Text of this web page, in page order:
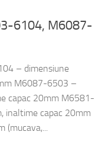
6104, M6087-
– dimensiune
M6087-6503 –
capac 20mm M6581-
inaltime capac 20mm